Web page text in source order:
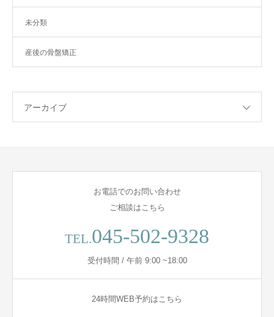
未分類
産後の骨盤矯正
アーカイブ
お電話でのお問い合わせ
ご相談はこちら
TEL.045-502-9328
受付時間 / 午前 9:00 ~18:00
24時間WEB予約はこちら